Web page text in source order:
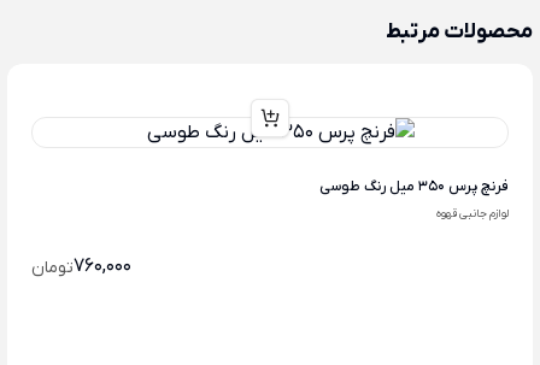
محصولات مرتبط
فرنچ پرس 350 میل رنگ طوسی
لوازم جانبی قهوه
760,000تومان